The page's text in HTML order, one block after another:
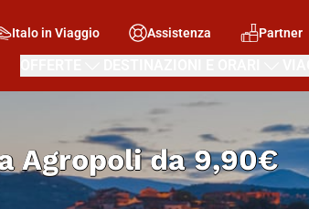
Italo in Viaggio Assistenza Partner
Agropolida9,90€